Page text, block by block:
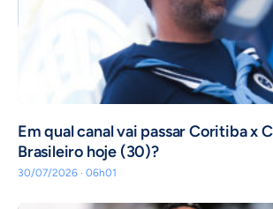
Em qual canal vai passar Coritiba x
Brasileiro hoje (30)?
30/07/2026 · 06h01